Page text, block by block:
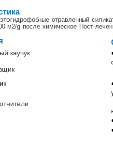
гидрофобные отравленный
м2/g после химическое Пост-
каучук